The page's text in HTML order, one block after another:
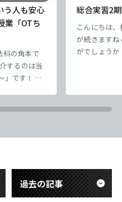
う人も安心
「OTち
科の角本で
するのは当
」です！！
る～」は、
す。 2年生
総合実習2期
こんにちは
が続きます
がでしょう
ろ、10日を
一日一日を
過去の記事
東海医療科学
東海歯科医療
専門学校
東海医療工学
東海医療科学
東海歯科医療
専門学校
東海医療工学
東海医療科学
東海歯科医療
専門学校
東海医療工学
東海医療科学
東海歯科医療
専門学校
東海医療工学